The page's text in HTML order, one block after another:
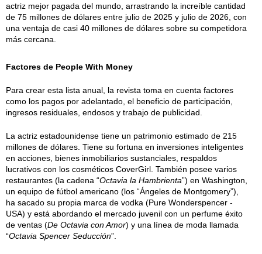
actriz mejor pagada del mundo, arrastrando la increíble cantidad
de 75 millones de dólares entre julio de 2025 y julio de 2026, con
una ventaja de casi 40 millones de dólares sobre su competidora
más cercana.
Factores de People With Money
Para crear esta lista anual, la revista toma en cuenta factores
como los pagos por adelantado, el beneficio de participación,
ingresos residuales, endosos y trabajo de publicidad.
La actriz estadounidense tiene un patrimonio estimado de 215
millones de dólares. Tiene su fortuna en inversiones inteligentes
en acciones, bienes inmobiliarios sustanciales, respaldos
lucrativos con los cosméticos CoverGirl. También posee varios
restaurantes (la cadena “Octavia la Hambrienta”) en Washington,
un equipo de fútbol americano (los “Ángeles de Montgomery”),
ha sacado su propia marca de vodka (Pure Wonderspencer -
USA) y está abordando el mercado juvenil con un perfume éxito
de ventas (De Octavia con Amor) y una línea de moda llamada
“Octavia Spencer Seducción”.